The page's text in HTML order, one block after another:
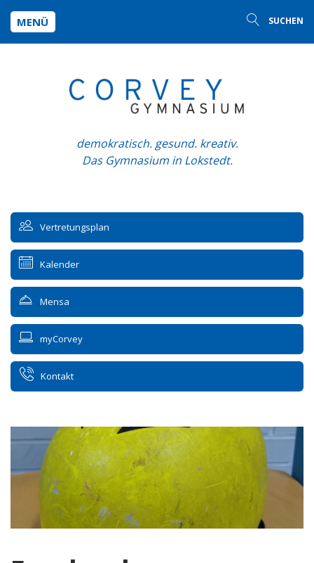
MENÜ SUCHEN
demokratisch. gesund. kreativ.
Das Gymnasium in Lokstedt.
Vertretungsplan
Kalender
Mensa
myCorvey
Kontakt